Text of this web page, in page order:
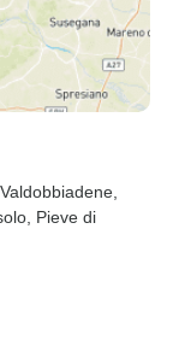
, Valdobbiadene
, Pieve di